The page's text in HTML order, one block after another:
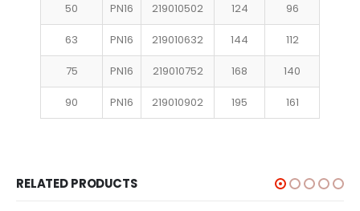
50 PN16 219010502 124 96
63 PN16 219010632 144 112
75 PN16 219010752 168 140
90 PN16 219010902 195 161
RELATED PRODUCTS